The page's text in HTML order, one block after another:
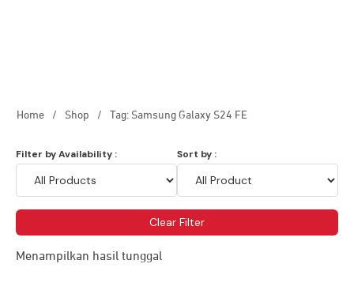
Home / Shop / Tag: Samsung Galaxy S24 FE
Filter by Availability : Sort by :
Clear Filter
Menampilkan hasil tunggal